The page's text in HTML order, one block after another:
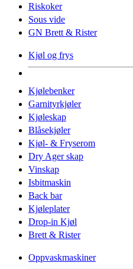
Riskoker
Sous vide
GN Brett & Rister
Kjøl og frys
Kjølebenker
Garnityrkjøler
Kjøleskap
Blåsekjøler
Kjøl- & Fryserom
Dry Ager skap
Vinskap
Isbitmaskin
Back bar
Kjøleplater
Drop-in Kjøl
Brett & Rister
Oppvaskmaskiner